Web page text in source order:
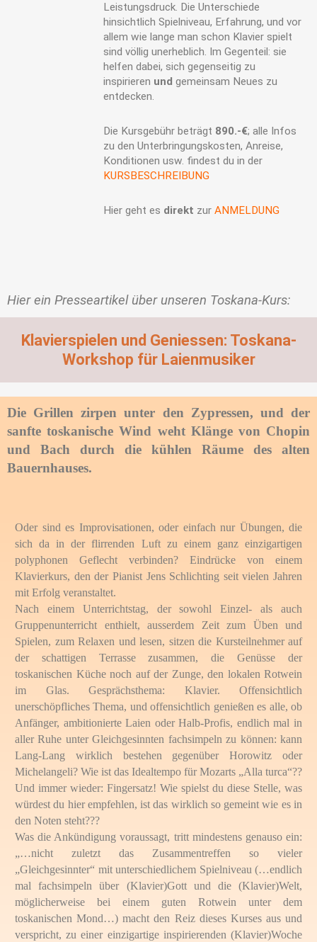
Leistungsdruck. Die Unterschiede
hinsichtlich Spielniveau, Erfahrung, und vor
allem wie lange man schon Klavier spielt
sind völlig unerheblich. Im Gegenteil: sie
helfen dabei, sich gegenseitig zu
inspirieren und gemeinsam Neues zu
entdecken.
Die Kursgebühr beträgt 890.-€; alle Infos
zu den Unterbringungskosten, Anreise,
Konditionen usw. findest du in der
KURSBESCHREIBUNG
Hier geht es direkt zur ANMELDUNG
Hier ein Presseartikel über unseren Toskana-Kurs:
Klavierspielen und Geniessen: Toskana-
Workshop für Laienmusiker
Die Grillen zirpen unter den Zypressen, und der
sanfte toskanische Wind weht Klänge von Chopin
und Bach durch die kühlen Räume des alten
Bauernhauses.
Oder sind es Improvisationen, oder einfach nur Übungen, die
sich da in der flirrenden Luft zu einem ganz einzigartigen
polyphonen Geflecht verbinden? Eindrücke von einem
Klavierkurs, den der Pianist Jens Schlichting seit vielen Jahren
mit Erfolg veranstaltet.
Nach einem Unterrichtstag, der sowohl Einzel- als auch
Gruppenunterricht enthielt, ausserdem Zeit zum Üben und
Spielen, zum Relaxen und lesen, sitzen die Kursteilnehmer auf
der schattigen Terrasse zusammen, die Genüsse der
toskanischen Küche noch auf der Zunge, den lokalen Rotwein
im Glas. Gesprächsthema: Klavier. Offensichtlich
unerschöpfliches Thema, und offensichtlich genießen es alle, ob
Anfänger, ambitionierte Laien oder Halb-Profis, endlich mal in
aller Ruhe unter Gleichgesinnten fachsimpeln zu können: kann
Lang-Lang wirklich bestehen gegenüber Horowitz oder
Michelangeli? Wie ist das Idealtempo für Mozarts „Alla turca“??
Und immer wieder: Fingersatz! Wie spielst du diese Stelle, was
würdest du hier empfehlen, ist das wirklich so gemeint wie es in
den Noten steht???
Was die Ankündigung voraussagt, tritt mindestens genauso ein:
„…nicht zuletzt das Zusammentreffen so vieler
„Gleichgesinnter“ mit unterschiedlichem Spielniveau (…endlich
mal fachsimpeln über (Klavier)Gott und die (Klavier)Welt,
möglicherweise bei einem guten Rotwein unter dem
toskanischen Mond…) macht den Reiz dieses Kurses aus und
verspricht, zu einer einzigartige inspirierenden (Klavier)Woche